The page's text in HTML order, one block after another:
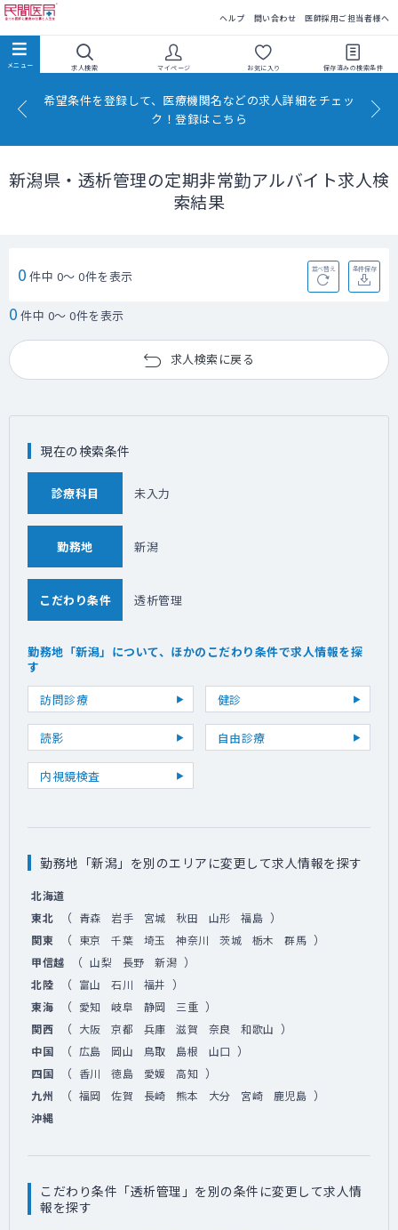
ヘルプ 問い合わせ 医師採用ご担当者様へ
求人検索 マイページ お気に入り 保存済みの検索条件
希望条件を登録して、医療機関名などの求人詳細をチェッ
ク！登録はこちら
新潟県・透析管理の定期非常勤アルバイト求人検
索結果
0 件中 0～ 0件を表示 並べ替え 条件保存
0 件中 0～ 0件を表示
求人検索に戻る
現在の検索条件
診療科目 未入力
勤務地 新潟
こだわり条件 透析管理
勤務地「新潟」について、ほかのこだわり条件で求人情報を探
す
訪問診療
健診
読影 自由診療
内視鏡検査
勤務地「新潟」を別のエリアに変更して求人情報を探す
北海道
東北
（ 青森 岩手 宮城 秋田 山形 福島 ）
関東 （ 東京 千葉 埼玉 神奈川 茨城 栃木 群馬 ）
甲信越 （ 山梨 長野 新潟 ）
北陸 （ 富山 石川 福井 ）
東海 （ 愛知 岐阜 静岡 三重 ）
関西 （ 大阪 京都 兵庫 滋賀 奈良 和歌山 ）
中国 （ 広島 岡山 鳥取 島根 山口 ）
四国 （ 香川 徳島 愛媛 高知 ）
九州 （ 福岡 佐賀 長崎 熊本 大分 宮崎 鹿児島 ）
沖縄
こだわり条件「透析管理」を別の条件に変更して求人情
報を探す